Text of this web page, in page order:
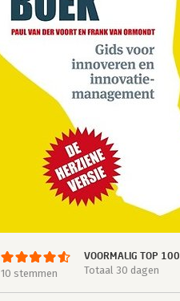
10 stemmen
VOORMALIG TOP 100
Totaal 30 dagen